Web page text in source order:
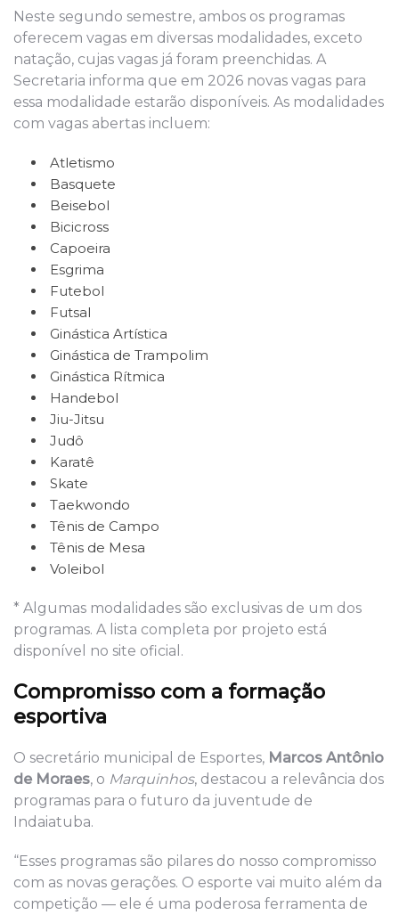
Neste segundo semestre, ambos os programas
oferecem vagas em diversas modalidades, exceto
natação, cujas vagas já foram preenchidas. A
Secretaria informa que em 2026 novas vagas para
essa modalidade estarão disponíveis. As modalidades
com vagas abertas incluem:
Atletismo
Basquete
Beisebol
Bicicross
Capoeira
Esgrima
Futebol
Futsal
Ginástica Artística
Ginástica de Trampolim
Ginástica Rítmica
Handebol
Jiu-Jitsu
Judô
Karatê
Skate
Taekwondo
Tênis de Campo
Tênis de Mesa
Voleibol
* Algumas modalidades são exclusivas de um dos
programas. A lista completa por projeto está
disponível no site oficial.
Compromisso com a formação
esportiva
O secretário municipal de Esportes, Marcos Antônio
de Moraes, o Marquinhos, destacou a relevância dos
programas para o futuro da juventude de
Indaiatuba.
“Esses programas são pilares do nosso compromisso
com as novas gerações. O esporte vai muito além da
competição — ele é uma poderosa ferramenta de